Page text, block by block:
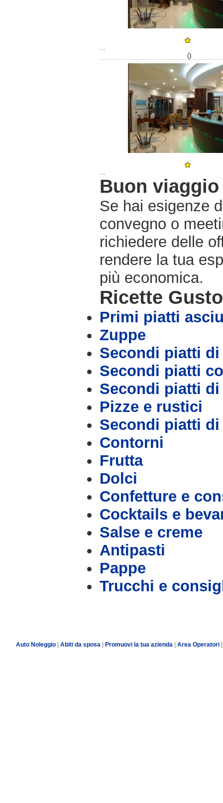
()
Buon viaggio
Se hai esigenze
convegno o
richiedere delle
rendere la tua
più economica.
Ricette
Primi piatti
Zuppe
Secondi piatti di
Secondi piatti
Secondi piatti
Pizze e rustici
Secondi piatti di
Contorni
Frutta
Dolci
Confetture e
Cocktails e
Salse e creme
Antipasti
Pappe
Trucchi e
Auto Noleggio| Abiti da sposa| Promuovi la tua azienda Area Operatori